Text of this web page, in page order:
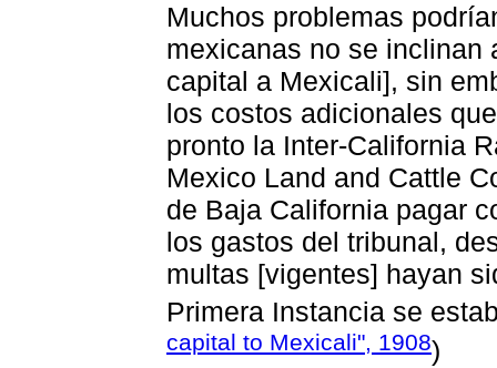
Muchos problemas
mexicanas no se inclinan
capital a Mexicali], sin
los costos adicionales
pronto la Inter-California
Mexico Land and Cattle
de Baja California pagar
los gastos del tribunal,
multas [vigentes] hayan
Primera Instancia se
capital to Mexicali", 1908)